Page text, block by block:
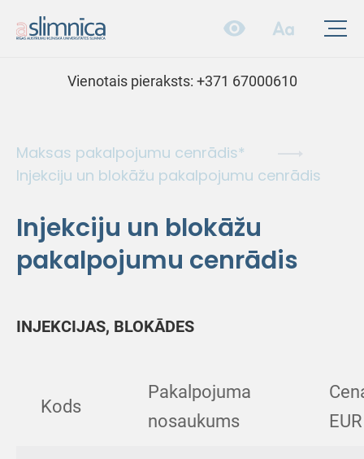
Vienotais pieraksts: +371 67000610
Maksas pakalpojumu cenrādis*
Injekciju un blokāžu pakalpojumu cenrādis
Injekciju un blokāžu
pakalpojumu cenrādis
INJEKCIJAS, BLOKĀDES
Kods
Pakalpojuma
nosaukums
EUR